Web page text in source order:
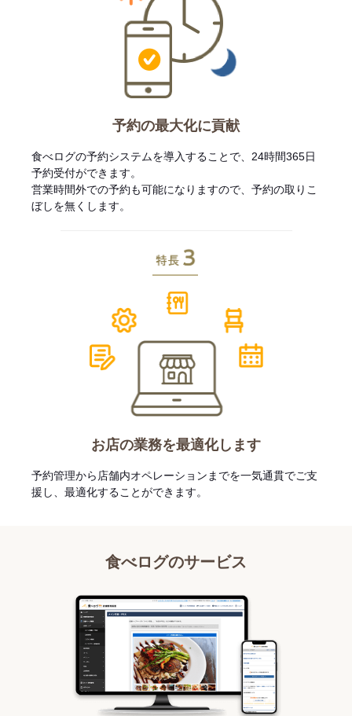
予約の最大化に貢献
食べログの予約システムを導入することで、24時間365日
予約受付ができます。
営業時間外での予約も可能になりますので、予約の取りこ
ぼしを無くします。
お店の業務を最適化します
予約管理から店舗内オペレーションまでを一気通貫でご支
援し、最適化することができます。
食べログのサービス